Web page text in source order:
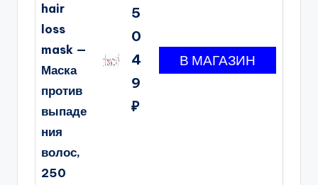
hair
loss
mask —
Маска
против
выпаде
ния
волос,
250
5
0
4
9
₽